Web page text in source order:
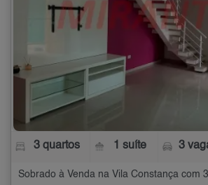
3 quartos 1 suíte 3
Sobrado à Venda na Vila Constança com